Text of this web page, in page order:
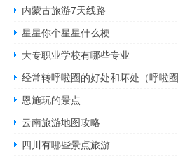
内蒙古旅游7天线路
星星你个星星什么梗
大专职业学校有哪些专业
经常转呼啦圈的好处和坏处（呼啦
恩施玩的景点
云南旅游地图攻略
四川有哪些景点旅游